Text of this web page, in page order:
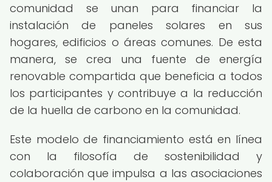
comunidad se unan para financiar la
instalación de paneles solares en sus
hogares, edificios o áreas comunes. De esta
manera, se crea una fuente de energía
renovable compartida que beneficia a todos
los participantes y contribuye a la reducción
de la huella de carbono en la comunidad.
Este modelo de financiamiento está en línea
con la filosofía de sostenibilidad y
colaboración que impulsa a las asociaciones